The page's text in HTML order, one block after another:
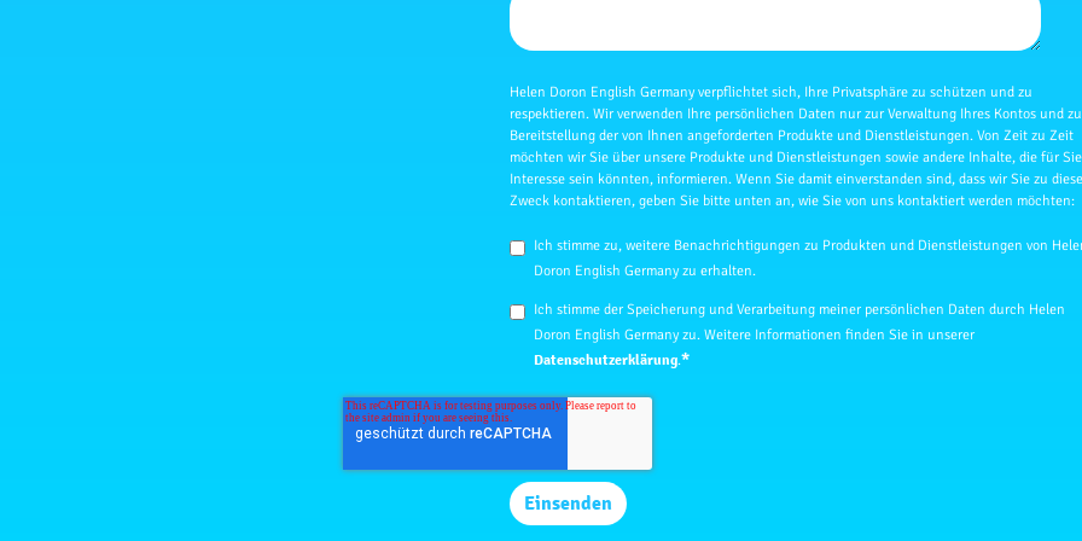
Helen Doron English Germany verpflichtet sich, Ihre Privatsphäre zu schützen und zu
respektieren. Wir verwenden Ihre persönlichen Daten nur zur Verwaltung Ihres Kontos und
Bereitstellung der von Ihnen angeforderten Produkte und Dienstleistungen. Von Zeit zu Zeit
möchten wir Sie über unsere Produkte und Dienstleistungen sowie andere Inhalte, die für
Interesse sein könnten, informieren. Wenn Sie damit einverstanden sind, dass wir Sie zu
Zweck kontaktieren, geben Sie bitte unten an, wie Sie von uns kontaktiert werden möchten:
Ich stimme zu, weitere Benachrichtigungen zu Produkten und Dienstleistungen von
Doron English Germany zu erhalten.
Ich stimme der Speicherung und Verarbeitung meiner persönlichen Daten durch Helen
Doron English Germany zu. Weitere Informationen finden Sie in unserer
Datenschutzerklärung.*